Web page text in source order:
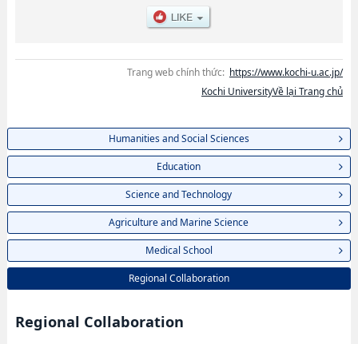
ngành học, thông tin liên quan đến thi tuyển như số lượng tuyển sinh, số
lượng trúng tuyển, cở sở trang thiết bị, hướng dẫn địa điểm v.v...
Trang web chính thức: https://www.kochi-u.ac.jp/
Kochi UniversityVề lại Trang chủ
Humanities and Social Sciences
Education
Science and Technology
Agriculture and Marine Science
Medical School
Regional Collaboration
Regional Collaboration